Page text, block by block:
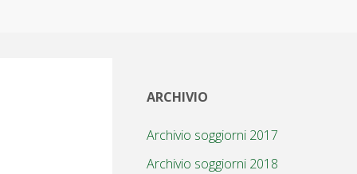
ARCHIVIO
Archivio soggiorni 2017
Archivio soggiorni 2018